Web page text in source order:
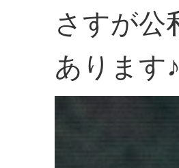
さすが公
あります♪